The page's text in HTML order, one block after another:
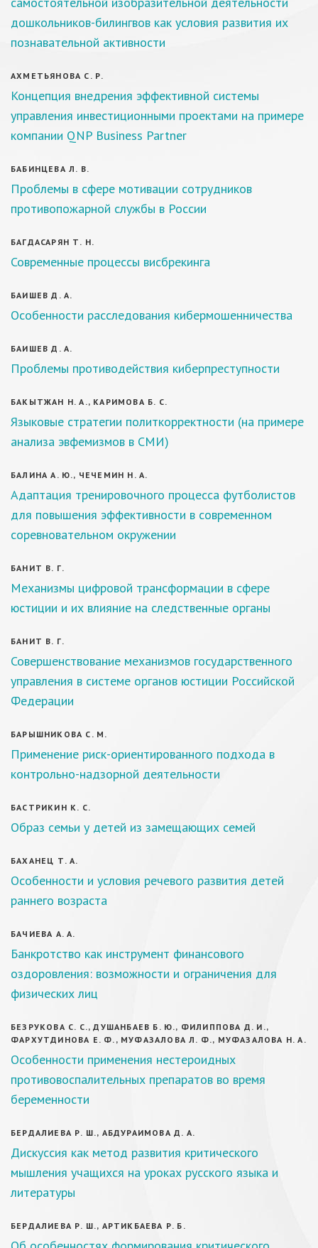
дошкольников-билингвов как условия развития их
познавательной активности
АХМЕТЬЯНОВА С. Р.
Концепция внедрения эффективной системы
управления инвестиционными проектами на примере
компании QNP Business Partner
БАБИНЦЕВА Л. В.
Проблемы в сфере мотивации сотрудников
противопожарной службы в России
БАГДАСАРЯН Т. Н.
Современные процессы висбрекинга
БАИШЕВ Д. А.
Особенности расследования кибермошенничества
БАИШЕВ Д. А.
Проблемы противодействия киберпреступности
БАКЫТЖАН Н. А., КАРИМОВА Б. С.
Языковые стратегии политкорректности (на примере
анализа эвфемизмов в СМИ)
БАЛИНА А. Ю., ЧЕЧЕМИН Н. А.
Адаптация тренировочного процесса футболистов
для повышения эффективности в современном
соревновательном окружении
БАНИТ В. Г.
Механизмы цифровой трансформации в сфере
юстиции и их влияние на следственные органы
БАНИТ В. Г.
Совершенствование механизмов государственного
управления в системе органов юстиции Российской
Федерации
БАРЫШНИКОВА С. М.
Применение риск-ориентированного подхода в
контрольно-надзорной деятельности
БАСТРИКИН К. С.
Образ семьи у детей из замещающих семей
БАХАНЕЦ Т. А.
Особенности и условия речевого развития детей
раннего возраста
БАЧИЕВА А. А.
Банкротство как инструмент финансового
оздоровления: возможности и ограничения для
физических лиц
БЕЗРУКОВА С. С., ДУШАНБАЕВ Б. Ю., ФИЛИППОВА Д. И.,
ФАРХУТДИНОВА Е. Ф., МУФАЗАЛОВА Л. Ф., МУФАЗАЛОВА Н. А.
Особенности применения нестероидных
противовоспалительных препаратов во время
беременности
БЕРДАЛИЕВА Р. Ш., АБДУРАИМОВА Д. А.
Дискуссия как метод развития критического
мышления учащихся на уроках русского языка и
литературы
БЕРДАЛИЕВА Р. Ш., АРТИКБАЕВА Р. Б.